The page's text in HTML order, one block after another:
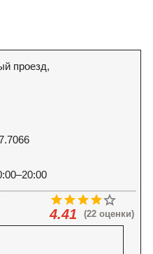
проезд,
(22 оценки)
4.41